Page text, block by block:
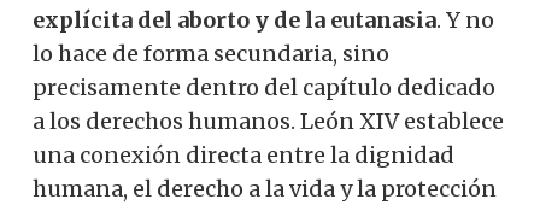
explícita del aborto y de la eutanasia. Y no
lo hace de forma secundaria, sino
precisamente dentro del capítulo dedicado
a los derechos humanos. León XIV establece
una conexión directa entre la dignidad
humana, el derecho a la vida y la protección